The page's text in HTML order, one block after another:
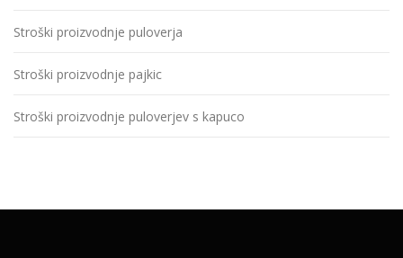
Stroški proizvodnje puloverja
Stroški proizvodnje pajkic
Stroški proizvodnje puloverjev s kapuco